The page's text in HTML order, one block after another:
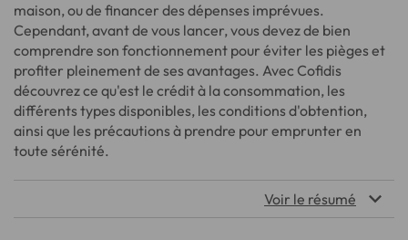
maison, ou de financer des dépenses imprévues.
Cependant, avant de vous lancer, vous devez de bien
comprendre son fonctionnement pour éviter les pièges et
profiter pleinement de ses avantages. Avec Cofidis
découvrez ce qu'est le crédit à la consommation, les
différents types disponibles, les conditions d'obtention,
ainsi que les précautions à prendre pour emprunter en
toute sérénité.
Voir le résumé